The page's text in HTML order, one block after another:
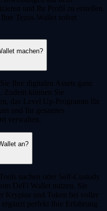
und Ihr Profil zu erstellen.
Tezos-Wallet sofort
machen?
Ihre digitalen Assets ganz
Zudem können Sie
das Level Up-Programm für
und Ihr gesamtes
verwalten.
an?
suchen oder Self-Custody
DeFi Wallet nutzen. Sie
Kryptos und Token bei voller
perfekt Ihre Erfahrung